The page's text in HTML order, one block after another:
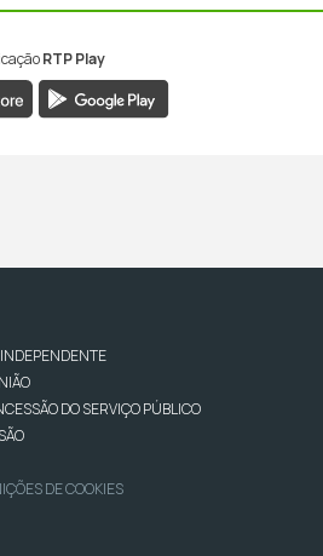
RTP Play
DO SERVIÇO PÚBLICO
DE COOKIES